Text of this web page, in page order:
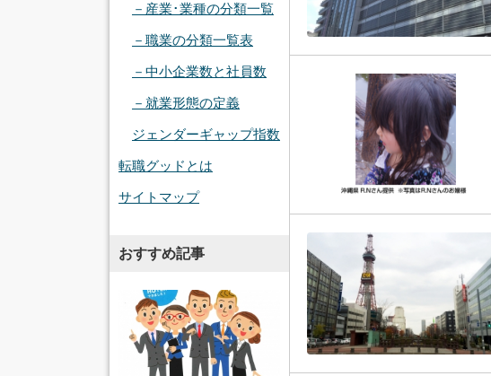
－産業･業種の分類一覧
－職業の分類一覧表
－中小企業数と社員数
－就業形態の定義
ジェンダーギャップ指数
転職グッドとは
サイトマップ
おすすめ記事